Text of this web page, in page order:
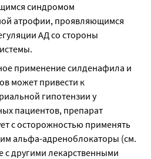
синдромом
атрофии, проявляющимся
АД со стороны
применение силденафила и
может привести к
гипотензии у
пациентов, препарат
с осторожностью применять
альфа-адреноблокаторы (см.
с другими лекарственными